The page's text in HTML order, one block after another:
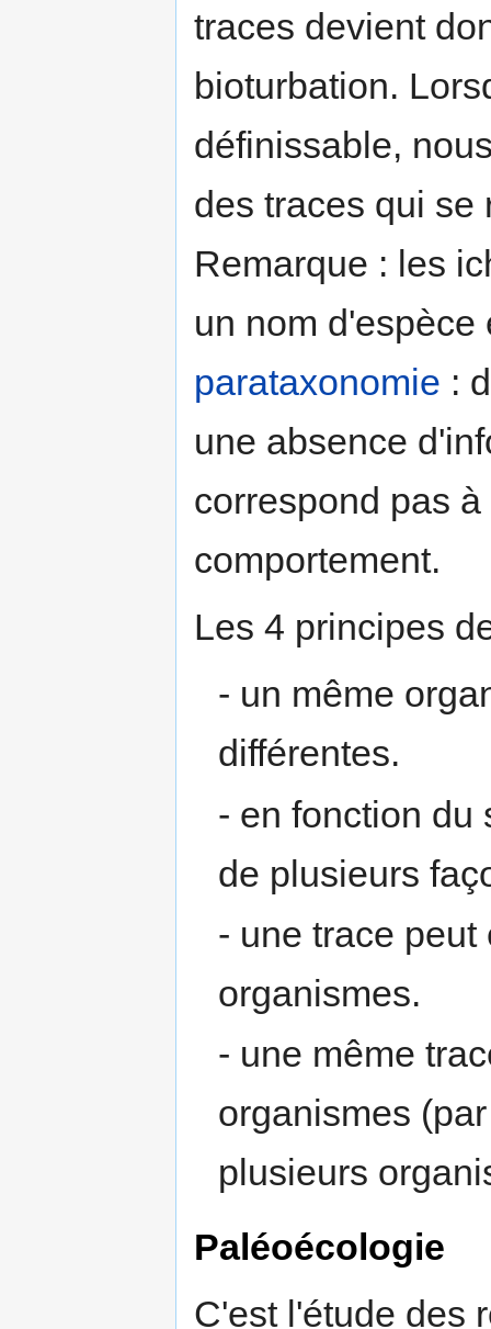
traces devient
bioturbation.
définissable,
des traces qui se
Remarque : les
un nom d'espèce
parataxonomie :
une absence
correspond pas
comportement.
Les 4 principes
- un même
différentes.
- en fonction du
de plusieurs
- une trace
organismes.
- une même
organismes
plusieurs
Paléoécologie
C'est l'étude des